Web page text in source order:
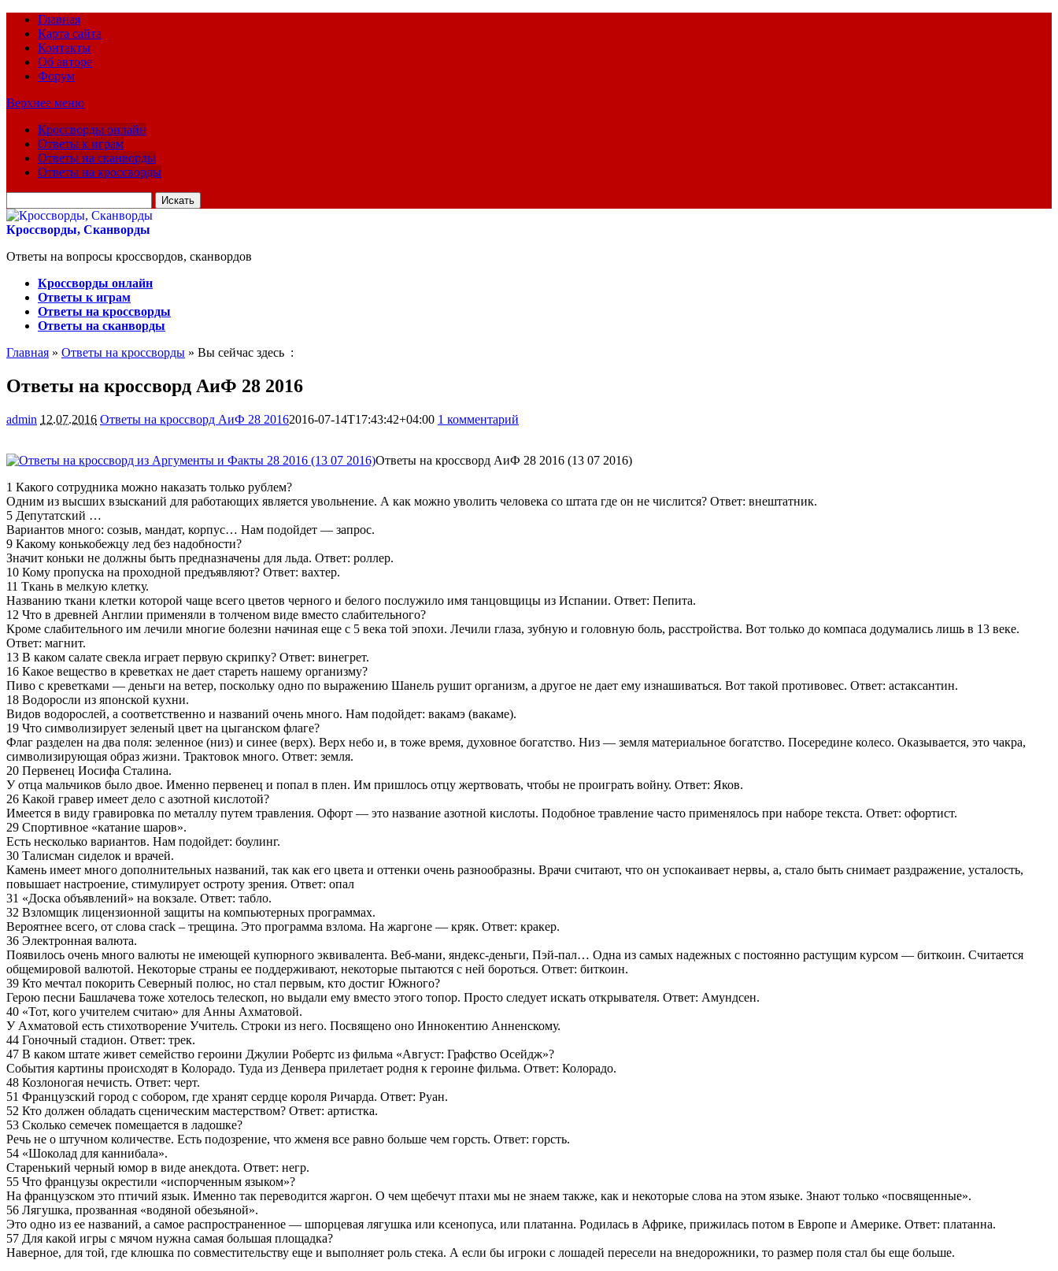
Главная
Карта сайта
Контакты
Об авторе
Форум
Верхнее меню
Кроссворды онлайн
Ответы к играм
Ответы на сканворды
Ответы на кроссворды
для:
Кроссворды, Сканворды
Ответы на вопросы кроссвордов, сканвордов
Кроссворды онлайн
Ответы к играм
Ответы на кроссворды
Ответы на сканворды
Главная » Ответы на кроссворды » Вы сейчас здесь :
Ответы на кроссворд АиФ 28 2016
admin 12.07.2016 Ответы на кроссворд АиФ 28 20162016-07-14T17:43:42+04:00 1 комментарий
Ответы на кроссворд АиФ 28 2016 (13 07 2016)
1 Какого сотрудника можно наказать только рублем?
Одним из высших взысканий для работающих является увольнение. А как можно уволить человека со штата где он не числится? Ответ: внештатник.
5 Депутатский …
Вариантов много: созыв, мандат, корпус… Нам подойдет — запрос.
9 Какому конькобежцу лед без надобности?
Значит коньки не должны быть предназначены для льда. Ответ: роллер.
10 Кому пропуска на проходной предъявляют? Ответ: вахтер.
11 Ткань в мелкую клетку.
Названию ткани клетки которой чаще всего цветов черного и белого послужило имя танцовщицы из Испании. Ответ: Пепита.
12 Что в древней Англии применяли в толченом виде вместо слабительного?
Кроме слабительного им лечили многие болезни начиная еще с 5 века той эпохи. Лечили глаза, зубную и головную боль, расстройства. Вот только до компаса додумались лишь в 13 веке.
Ответ: магнит.
13 В каком салате свекла играет первую скрипку? Ответ: винегрет.
16 Какое вещество в креветках не дает стареть нашему организму?
Пиво с креветками — деньги на ветер, поскольку одно по выражению Шанель рушит организм, а другое не дает ему изнашиваться. Вот такой противовес. Ответ: астаксантин.
18 Водоросли из японской кухни.
Видов водорослей, а соответственно и названий очень много. Нам подойдет: вакамэ (вакаме).
19 Что символизирует зеленый цвет на цыганском флаге?
Флаг разделен на два поля: зеленное (низ) и синее (верх). Верх небо и, в тоже время, духовное богатство. Низ — земля материальное богатство. Посередине колесо. Оказывается, это чакра,
символизирующая образ жизни. Трактовок много. Ответ: земля.
20 Первенец Иосифа Сталина.
У отца мальчиков было двое. Именно первенец и попал в плен. Им пришлось отцу жертвовать, чтобы не проиграть войну. Ответ: Яков.
26 Какой гравер имеет дело с азотной кислотой?
Имеется в виду гравировка по металлу путем травления. Офорт — это название азотной кислоты. Подобное травление часто применялось при наборе текста. Ответ: офортист.
29 Спортивное «катание шаров».
Есть несколько вариантов. Нам подойдет: боулинг.
30 Талисман сиделок и врачей.
Камень имеет много дополнительных названий, так как его цвета и оттенки очень разнообразны. Врачи считают, что он успокаивает нервы, а, стало быть снимает раздражение, усталость,
повышает настроение, стимулирует остроту зрения. Ответ: опал
31 «Доска объявлений» на вокзале. Ответ: табло.
32 Взломщик лицензионной защиты на компьютерных программах.
Вероятнее всего, от слова crack – трещина. Это программа взлома. На жаргоне — кряк. Ответ: кракер.
36 Электронная валюта.
Появилось очень много валюты не имеющей купюрного эквивалента. Веб-мани, яндекс-деньги, Пэй-пал… Одна из самых надежных с постоянно растущим курсом — биткоин. Считается
общемировой валютой. Некоторые страны ее поддерживают, некоторые пытаются с ней бороться. Ответ: биткоин.
39 Кто мечтал покорить Северный полюс, но стал первым, кто достиг Южного?
Герою песни Башлачева тоже хотелось телескоп, но выдали ему вместо этого топор. Просто следует искать открывателя. Ответ: Амундсен.
40 «Тот, кого учителем считаю» для Анны Ахматовой.
У Ахматовой есть стихотворение Учитель. Строки из него. Посвящено оно Иннокентию Анненскому.
44 Гоночный стадион. Ответ: трек.
47 В каком штате живет семейство героини Джулии Робертс из фильма «Август: Графство Осейдж»?
События картины происходят в Колорадо. Туда из Денвера прилетает родня к героине фильма. Ответ: Колорадо.
48 Козлоногая нечисть. Ответ: черт.
51 Французский город с собором, где хранят сердце короля Ричарда. Ответ: Руан.
52 Кто должен обладать сценическим мастерством? Ответ: артистка.
53 Сколько семечек помещается в ладошке?
Речь не о штучном количестве. Есть подозрение, что жменя все равно больше чем горсть. Ответ: горсть.
54 «Шоколад для каннибала».
Старенький черный юмор в виде анекдота. Ответ: негр.
55 Что французы окрестили «испорченным языком»?
На французском это птичий язык. Именно так переводится жаргон. О чем щебечут птахи мы не знаем также, как и некоторые слова на этом языке. Знают только «посвященные».
56 Лягушка, прозванная «водяной обезьяной».
Это одно из ее названий, а самое распространенное — шпорцевая лягушка или ксенопуса, или платанна. Родилась в Африке, прижилась потом в Европе и Америке. Ответ: платанна.
57 Для какой игры с мячом нужна самая большая площадка?
Наверное, для той, где клюшка по совместительству еще и выполняет роль стека. А если бы игроки с лошадей пересели на внедорожники, то размер поля стал бы еще больше.